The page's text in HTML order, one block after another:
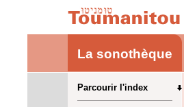
La sonothèque
Parcourir l'index